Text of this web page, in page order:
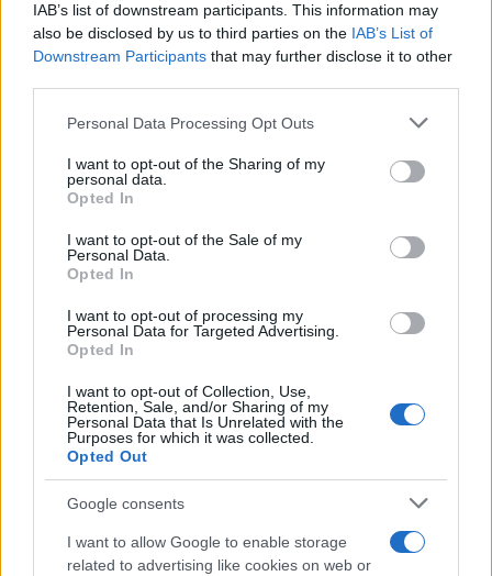
IAB’s list of downstream participants. This information may
also be disclosed by us to third parties on the IAB’s List of
Downstream Participants that may further disclose it to other
Please note that this website/app uses one or more Google
not limited to your visit or usage behaviour. You may click to
grant or deny consent to Google and its third-party tags to
use your data for below specified purposes in below Google
consent section.
Personal Data Processing Opt Outs
I want to opt-out of the Sharing of my
personal data.
Opted In
I want to opt-out of the Sale of my
Personal Data.
Opted In
I want to opt-out of processing my
Personal Data for Targeted Advertising.
Opted In
I want to opt-out of Collection, Use,
Retention, Sale, and/or Sharing of my
Personal Data that Is Unrelated with the
Purposes for which it was collected.
Opted Out
Google consents
I want to allow Google to enable storage
related to advertising like cookies on web or
Notizie in tempo reale?
GalluraOggi.it
Ricevi le nostre ultime news
daGoogle News
Condividi l'articolo
F
a
ce
b
T
w
it
te
Pi
n
te
re
W
h
s
S
h
re
Prossimo articolo